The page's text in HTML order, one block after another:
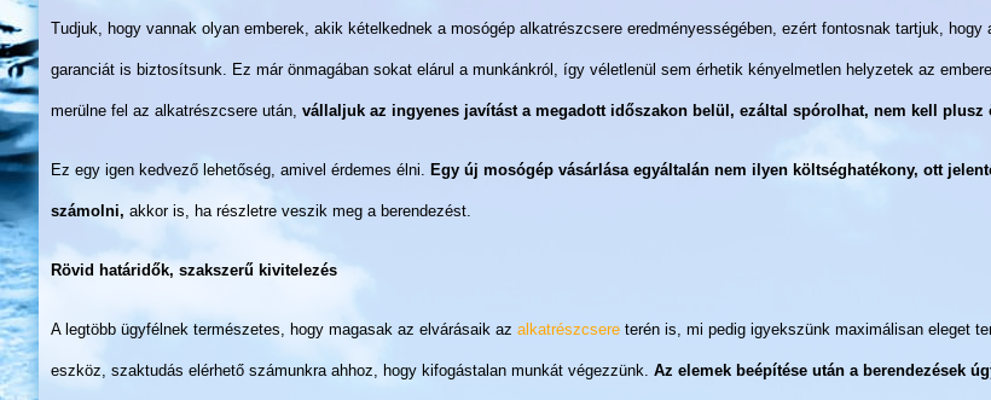
Tudjuk, hogy vannak olyan emberek, akik kételkednek a mosógép alkatrészcsere eredményességében, ezért fontosnak tartjuk, hogy
garanciát is biztosítsunk. Ez már önmagában sokat elárul a munkánkról, így véletlenül sem érhetik kényelmetlen helyzetek az
merülne fel az alkatrészcsere után, vállaljuk az ingyenes javítást a megadott időszakon belül, ezáltal spórolhat, nem kell plusz
Ez egy igen kedvező lehetőség, amivel érdemes élni. Egy új mosógép vásárlása egyáltalán nem ilyen költséghatékony, ott
számolni, akkor is, ha részletre veszik meg a berendezést.
Rövid határidők, szakszerű kivitelezés
A legtöbb ügyfélnek természetes, hogy magasak az elvárásaik az alkatrészcsere terén is, mi pedig igyekszünk maximálisan eleget
eszköz, szaktudás elérhető számunkra ahhoz, hogy kifogástalan munkát végezzünk. Az elemek beépítése után a berendezések